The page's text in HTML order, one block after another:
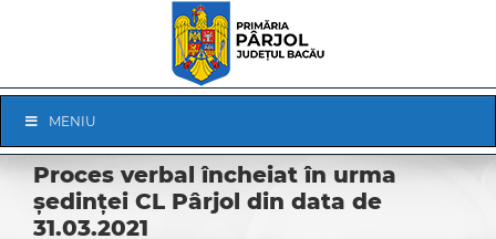
Navigation
MENIU
Proces verbal încheiat în urma
ședinței CL Pârjol din data de
31.03.2021